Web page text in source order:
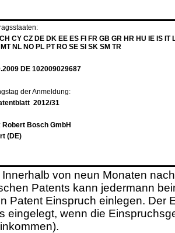
CY CZ DE DK EE ES FI FR GB GR HR HU IE IS IT
NL NO PL PT RO SE SI SK SM TR
DE 102009029687
der Anmeldung:
2012/31
Robert Bosch GmbH
(DE)
von neun Monaten
Patents kann jedermann
Patent Einspruch einlegen. Der
eingelegt, wenn die